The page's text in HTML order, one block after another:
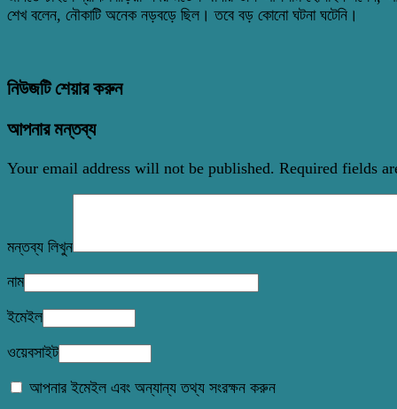
শেখ বলেন, নৌকাটি অনেক নড়বড়ে ছিল। তবে বড় কোনো ঘটনা ঘটেনি।
নিউজটি শেয়ার করুন
আপনার মন্তব্য
Your email address will not be published. Required fields
মন্তব্য লিখুন
নাম
ইমেইল
ওয়েবসাইট
আপনার ইমেইল এবং অন্যান্য তথ্য সংরক্ষন করুন